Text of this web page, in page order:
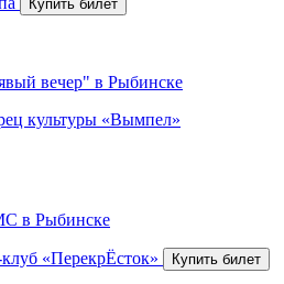
вечер" в Рыбинске
культуры «Вымпел»
в Рыбинске
«ПерекрЁсток»